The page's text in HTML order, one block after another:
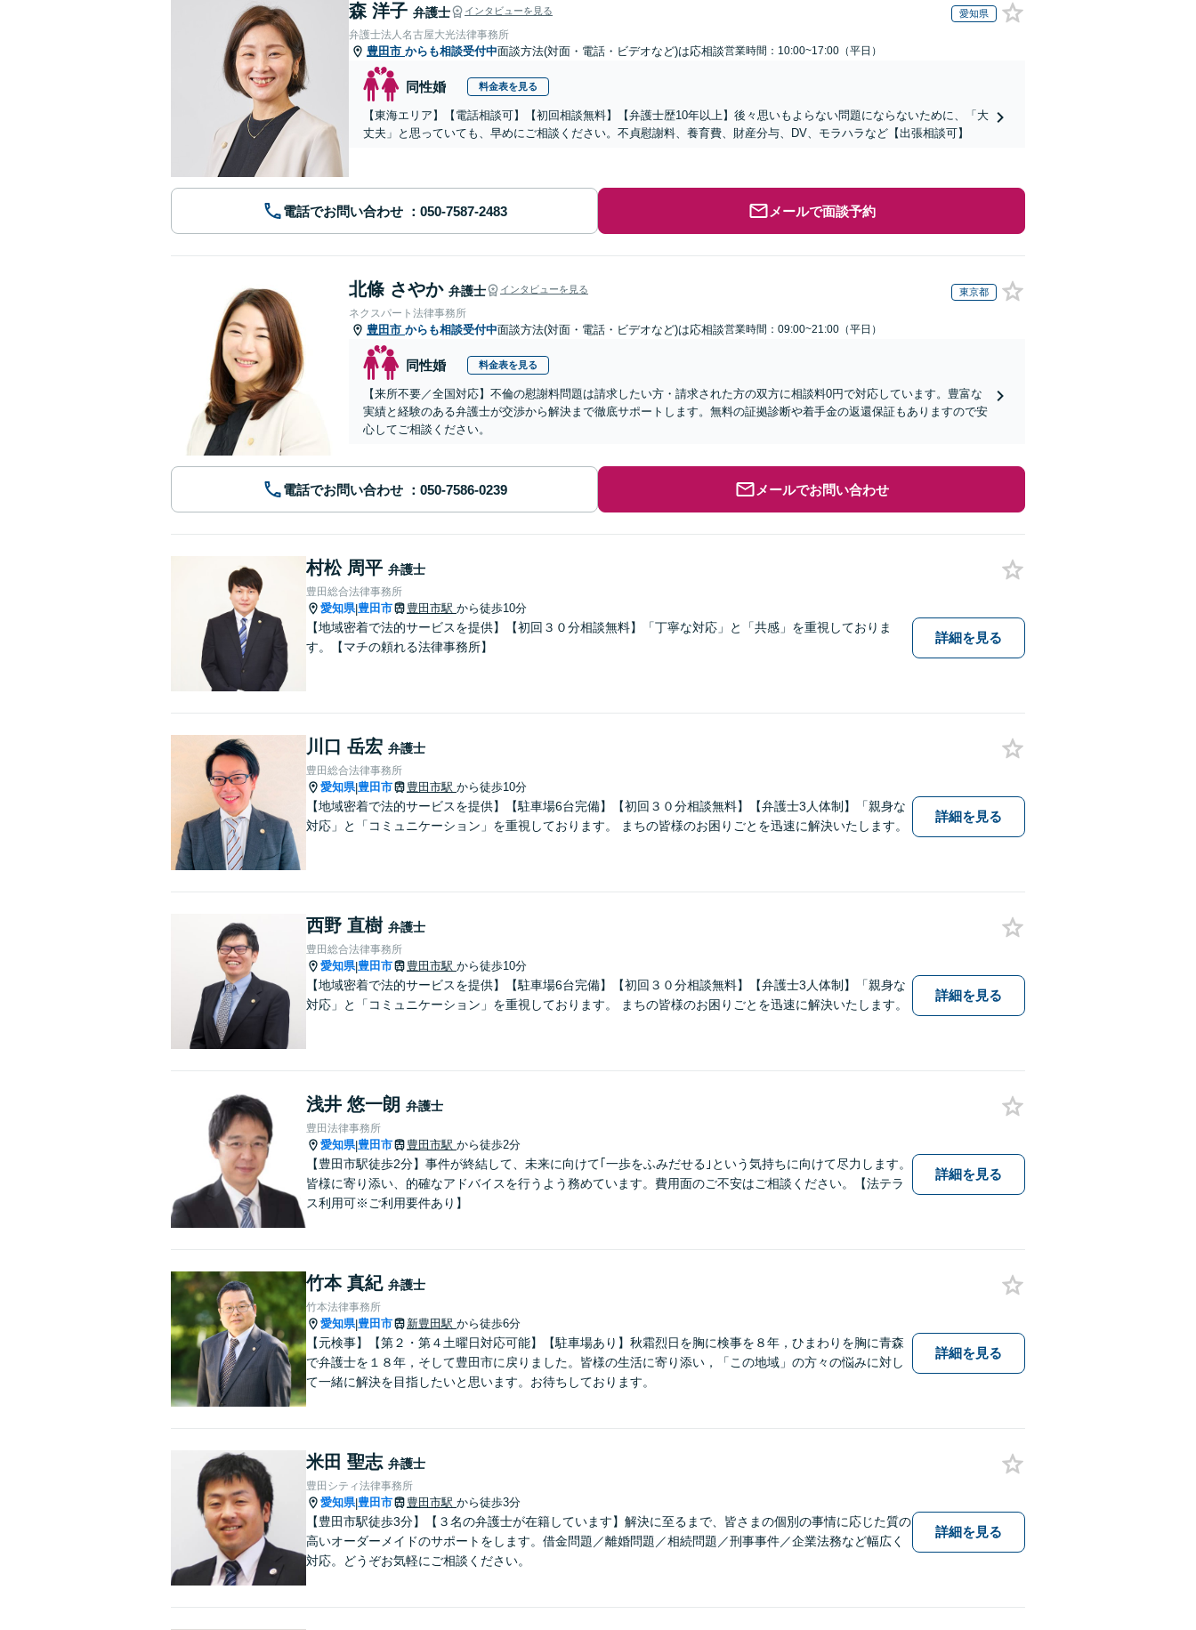
森 洋子 弁護士 インタビューを見る 愛知県
弁護士法人名古屋大光法律事務所
豊田市 からも相談受付中面談方法(対面・電話・ビデオなど)は応相談営業時間：10:00~17:00（平日）
同性婚 料金表を見る
【東海エリア】【電話相談可】【初回相談無料】【弁護士歴10年以上】後々思いもよらない問題にならないために、「大
丈夫」と思っていても、早めにご相談ください。不貞慰謝料、養育費、財産分与、DV、モラハラなど【出張相談可】
電話でお問い合わせ メールで面談予約
北條 さやか 弁護士 インタビューを見る 東京都
ネクスパート法律事務所
豊田市 からも相談受付中面談方法(対面・電話・ビデオなど)は応相談営業時間：09:00~21:00（平日）
同性婚 料金表を見る
【来所不要／全国対応】不倫の慰謝料問題は請求したい方・請求された方の双方に相談料0円で対応しています。豊富な
実績と経験のある弁護士が交渉から解決まで徹底サポートします。無料の証拠診断や着手金の返還保証もありますので安
心してご相談ください。
電話でお問い合わせ メールでお問い合わせ
村松 周平 弁護士
豊田総合法律事務所
愛知県|豊田市 豊田市駅 から徒歩10分
【地域密着で法的サービスを提供】【初回３０分相談無料】「丁寧な対応」と「共感」を重視しておりま
す。【マチの頼れる法律事務所】
詳細を見る
川口 岳宏 弁護士
豊田総合法律事務所
愛知県|豊田市 豊田市駅 から徒歩10分
【地域密着で法的サービスを提供】【駐車場6台完備】【初回３０分相談無料】【弁護士3人体制】「親身な
対応」と「コミュニケーション」を重視しております。 まちの皆様のお困りごとを迅速に解決いたします。
詳細を見る
西野 直樹 弁護士
豊田総合法律事務所
愛知県|豊田市 豊田市駅 から徒歩10分
【地域密着で法的サービスを提供】【駐車場6台完備】【初回３０分相談無料】【弁護士3人体制】「親身な
対応」と「コミュニケーション」を重視しております。 まちの皆様のお困りごとを迅速に解決いたします。
詳細を見る
浅井 悠一朗 弁護士
豊田法律事務所
愛知県|豊田市 豊田市駅 から徒歩2分
【豊田市駅徒歩2分】事件が終結して、未来に向けて｢一歩をふみだせる｣という気持ちに向けて尽力します。
皆様に寄り添い、的確なアドバイスを行うよう務めています。費用面のご不安はご相談ください。【法テラ
ス利用可※ご利用要件あり】
詳細を見る
竹本 真紀 弁護士
竹本法律事務所
愛知県|豊田市 新豊田駅 から徒歩6分
【元検事】【第２・第４土曜日対応可能】【駐車場あり】秋霜烈日を胸に検事を８年，ひまわりを胸に青森
で弁護士を１８年，そして豊田市に戻りました。皆様の生活に寄り添い，「この地域」の方々の悩みに対し
て一緒に解決を目指したいと思います。お待ちしております。
詳細を見る
米田 聖志 弁護士
豊田シティ法律事務所
愛知県|豊田市 豊田市駅 から徒歩3分
【豊田市駅徒歩3分】【３名の弁護士が在籍しています】解決に至るまで、皆さまの個別の事情に応じた質の
高いオーダーメイドのサポートをします。借金問題／離婚問題／相続問題／刑事事件／企業法務など幅広く
対応。どうぞお気軽にご相談ください。
詳細を見る